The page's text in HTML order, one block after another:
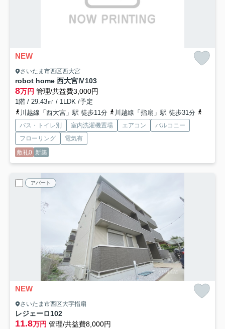
NEW
さいたま市西区西大宮
robot home 西大宮Ⅳ103
8万円 管理/共益費3,000円
1階 / 29.43㎡ / 1LDK /予定
川越線「西大宮」駅 徒歩11分
川越線「指扇」駅 徒歩31分
バス・トイレ別 室内洗濯機置場 エアコン
バルコニー
フローリング
電気有
敷礼0 新築
アパート
NEW
さいたま市西区大字指扇
レジェーロ102
11.8万円 管理/共益費8,000円